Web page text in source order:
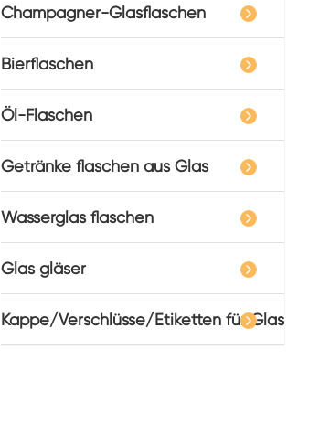
Champagner-Glasflaschen
Bierflaschen
Öl-Flaschen
Getränke flaschen aus Glas
Wasserglas flaschen
Glas gläser
Kappe/Verschlüsse/Etiketten für Glas